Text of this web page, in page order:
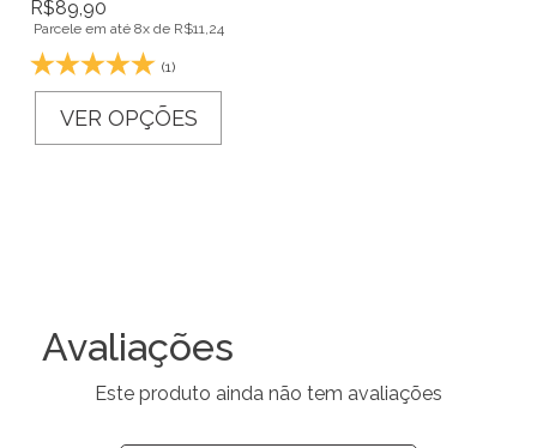
R$89,90
Parcele em até 8x de R$11,24
(1)
VER OPÇÕES
Avaliações
Este produto ainda não tem avaliações